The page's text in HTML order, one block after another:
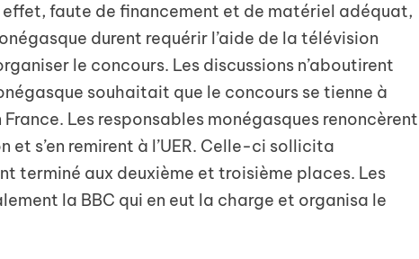
effet, faute de financement et de matériel adéquat,
durent requérir l’aide de la télévision
le concours. Les discussions n’aboutirent
souhaitait que le concours se tienne à
Les responsables monégasques renoncèrent
s’en remirent à l’UER. Celle-ci sollicita
terminé aux deuxième et troisième places. Les
la BBC qui en eut la charge et organisa le